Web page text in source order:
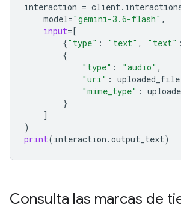
interaction = client .
model="gemini-3.6-flash" ,
input=[
{"type" : "text" , "text" :
{
"type" : "audio" ,
"uri" : uploaded_file
"mime_type" :
}
]
)
print(interaction .output_text)
Consulta las marcas de